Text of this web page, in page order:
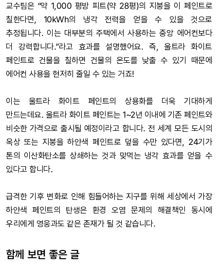
교수팀은 “약 1,000 평방 피트(약 28평)의 지붕을 이 페인트로
칠한다면, 10kWh의 냉각 전력을 얻을 수 있을 것으로
추정됩니다. 이는 대부분의 주택에서 사용하는 중앙 에어컨보다
더 강력합니다.”라고 효과를 설명했어요. 즉, 울트라 화이트
페인트로 건물을 칠하면 건물의 온도를 낮출 수 있기 때문에
에어컨 사용을 현저히 줄일 수 있는 거죠!
이는 울트라 화이트 페인트의 상용화를 더욱 기대하게
만드는데요. 울트라 화이트 페인트는 1~2년 이내에 기존 페인트와
비슷한 가격으로 출시될 예정이라고 합니다. 전 세계 모든 도시의
옥상 또는 지붕을 하얀색 페인트로 덮을 수만 있다면, 24기가
톤의 이산화탄소를 상쇄하는 것과 맞먹는 냉각 효과를 얻을 수
있다고 합니다.
급격한 기후 변화로 인해 힘들어하는 지구를 위해 세상에서 가장
하얀색 페인트의 탄생은 환경 오염 문제의 해결책인 동시에
우리에게 영웅과도 같은 존재가 될 것 같습니다.
함께 보면 좋은 글